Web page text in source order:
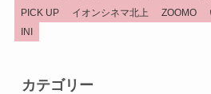
PICK UP
イオンシネマ北上 ZOOMO
INI
カテゴリー